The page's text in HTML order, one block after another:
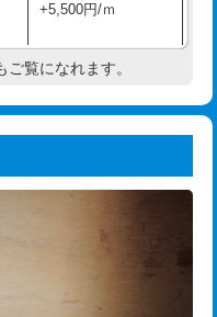
33,000円
+8,800円
11,000円~
+5,500円/ｍ
現地調査
33,000円
8,800円
ご覧になれます。